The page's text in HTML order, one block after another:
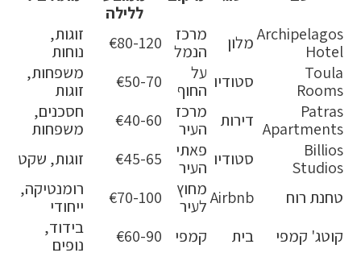
ללילה
Archipelagos
Hotel
מלון
מרכז
הנמל
€80-120
זוגות,
נוחות
Toula
Rooms
סטודיו על
החוף
€50-70
משפחות,
זוגות
Patras
Apartments דירות
מרכז
העיר
€40-60
חסכנים,
משפחות
Billios
Studios
סטודיו פאתי
העיר
€45-65
זוגות, שקט
טחנת רוח
Airbnbמחוץ
לעיר
€70-100
רומנטיקה,
ייחודי
קוטג' קמפי
בית קמפי €60-90
בידוד,
נופים